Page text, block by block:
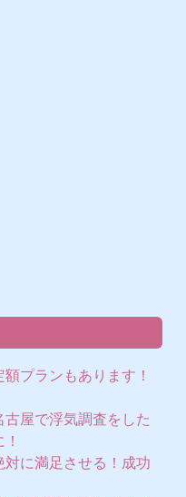
プランもあります！
屋で浮気調査をした
に満足させる！成功